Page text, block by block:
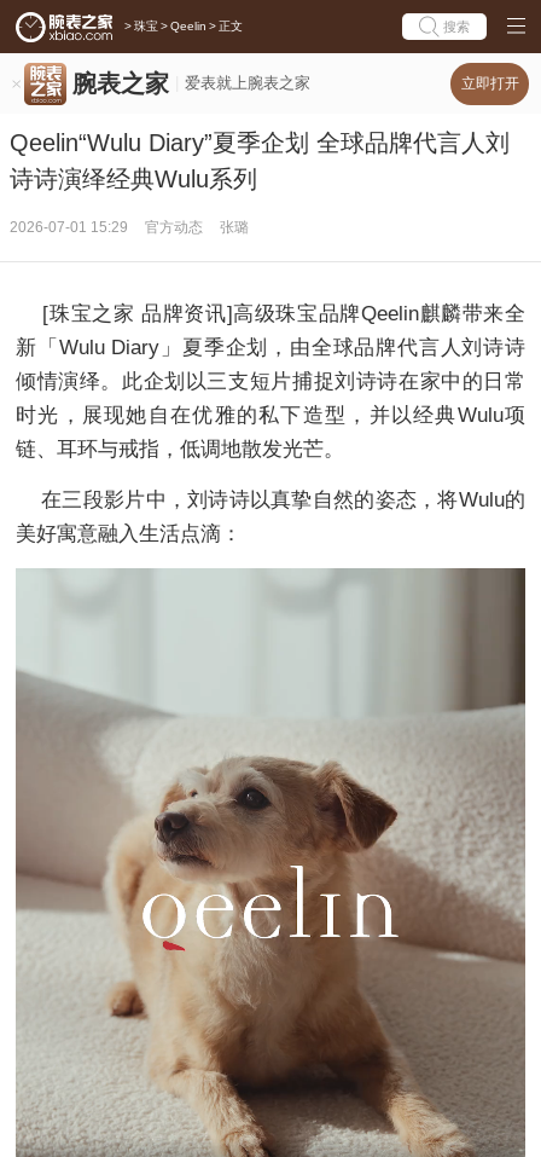
> 珠宝 > Qeelin > 正文 搜索
腕表之家 爱表就上腕表之家 立即打开
Qeelin“Wulu Diary”夏季企划 全球品牌代言人刘
诗诗演绎经典Wulu系列
2026-07-01 15:29 官方动态 张璐
[珠宝之家 品牌资讯]高级珠宝品牌Qeelin麒麟带来全
新「Wulu Diary」夏季企划，由全球品牌代言人刘诗诗
倾情演绎。此企划以三支短片捕捉刘诗诗在家中的日常
时光，展现她自在优雅的私下造型，并以经典Wulu项
链、耳环与戒指，低调地散发光芒。
在三段影片中，刘诗诗以真挚自然的姿态，将Wulu的
美好寓意融入生活点滴：